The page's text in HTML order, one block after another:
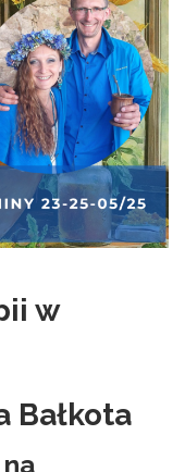
w
Bałkota